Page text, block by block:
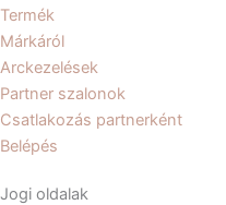
o
o
k
r
a
m
Termék
Márkáról
Arckezelések
Partner szalonok
Csatlakozás partnerként
Belépés
Jogi oldalak